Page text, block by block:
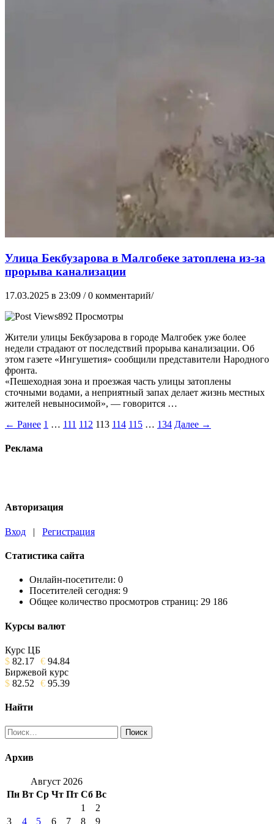
Улица Бекбузарова в Малгобеке затоплена из-за
прорыва канализации
17.03.2025 в 23:09 / 0 комментарий/
892 Просмотры
Жители улицы Бекбузарова в городе Малгобек уже более
недели страдают от последствий прорыва канализации. Об
этом газете «Ингушетия» сообщили представители Народного
фронта.
«Пешеходная зона и проезжая часть улицы затоплены
сточными водами, а неприятный запах делает жизнь местных
жителей невыносимой», — говорится …
← Ранее 1 … 111 112 113 114 115 … 134 Далее →
Реклама
Авторизация
Вход | Регистрация
Статистика сайта
Онлайн-посетители: 0
Посетителей сегодня: 9
Общее количество просмотров страниц: 29 186
Курсы валют
Курс ЦБ
$ 82.17 € 94.84
Биржевой курс
$ 82.52 € 95.39
Найти
Найти:
Архив
Август 2026
Пн Вт Ср Чт Пт Сб Вс
1
2
3
4 5 6 7 8 9